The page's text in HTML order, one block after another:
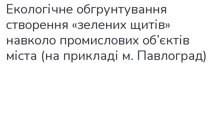
Екологічне обгрунтування
створення «зелених щитів»
навколо промислових об’єктів
міста (на прикладі м. Павлоград)